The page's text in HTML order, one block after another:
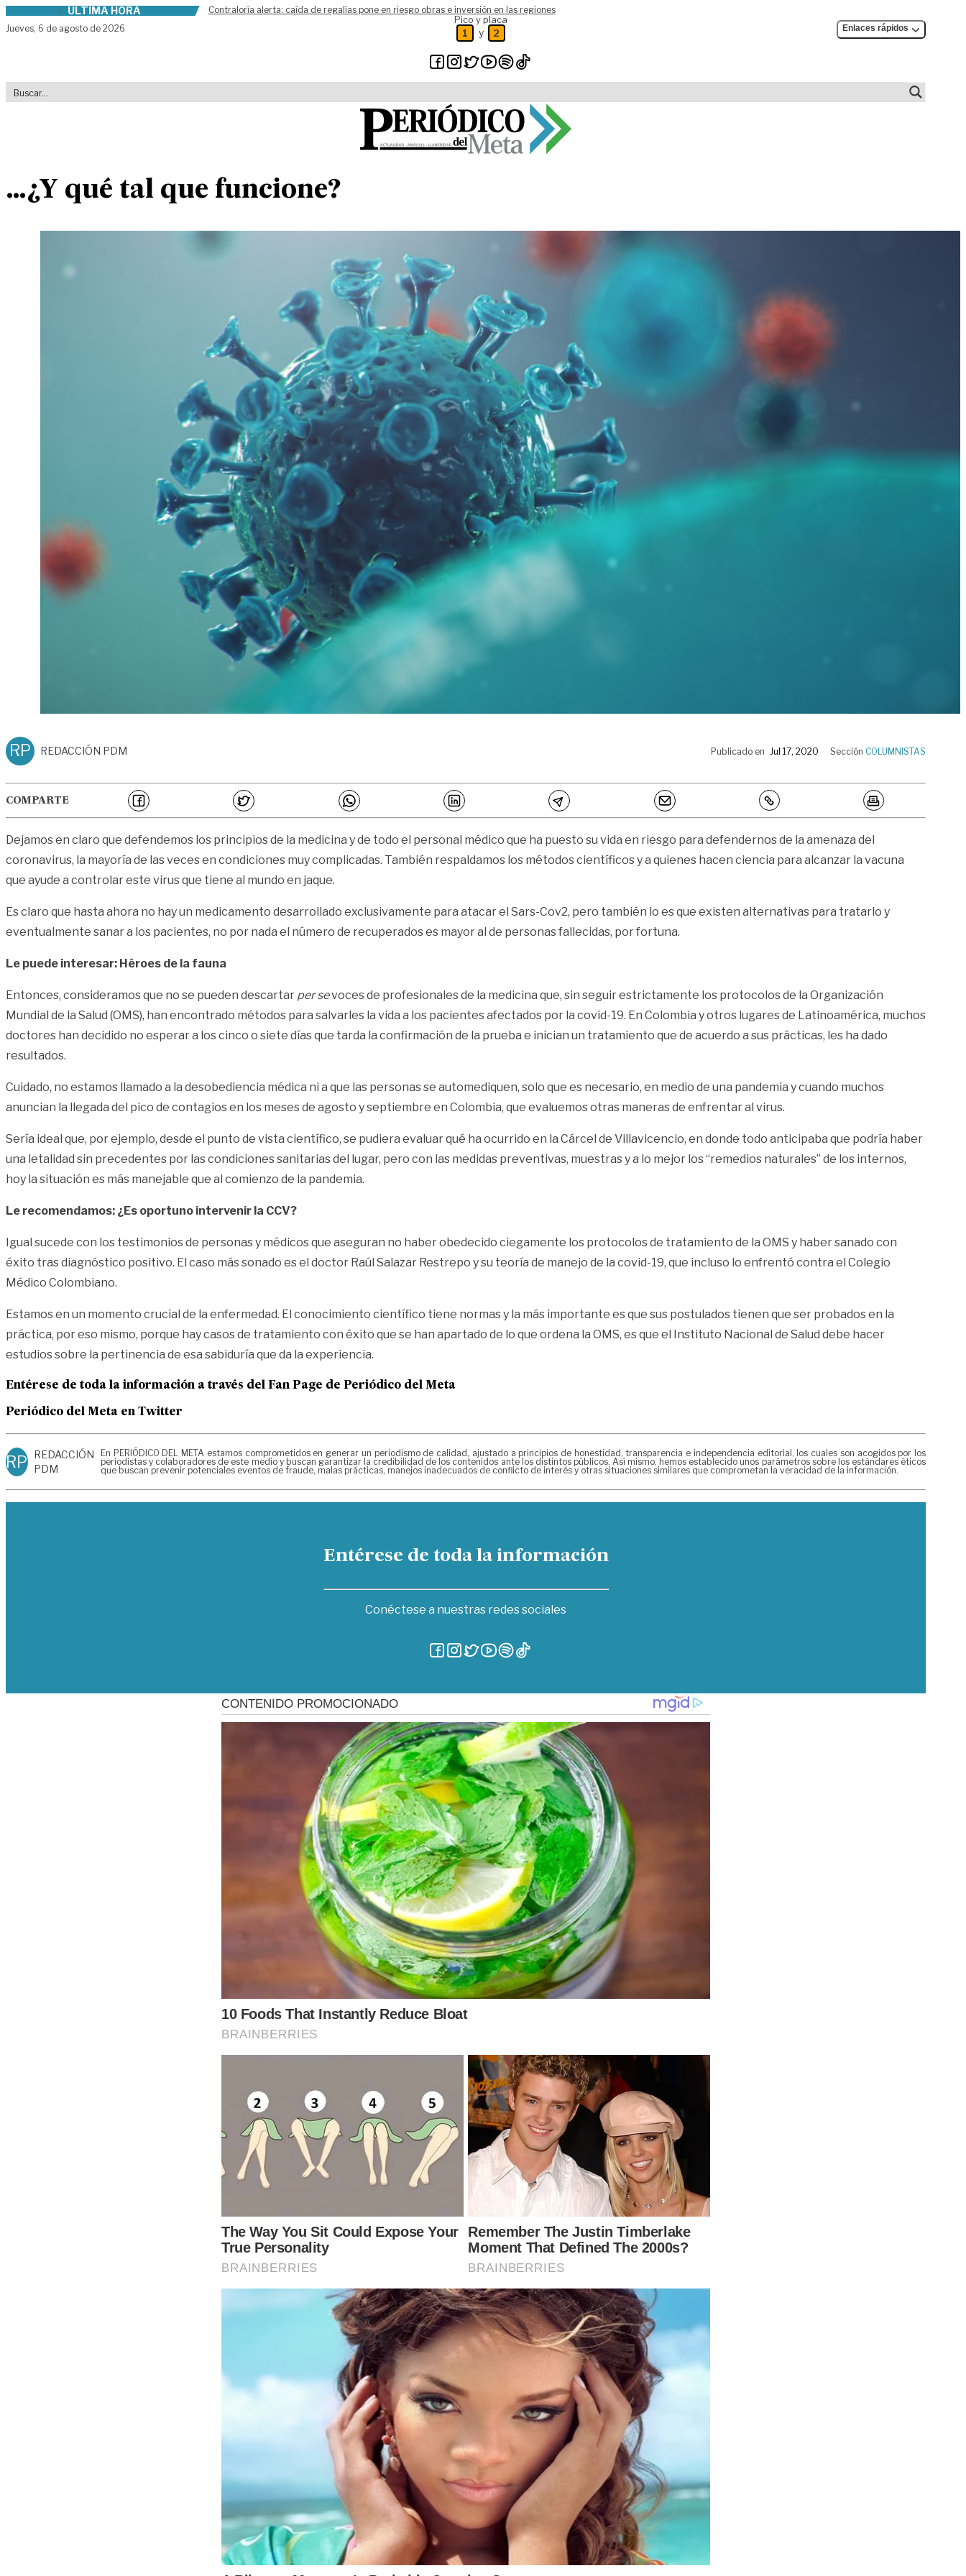
Skip to contentÚLTIMA HORA
Contraloría alerta: caída de regalías pone en riesgo obras e inversión en las regiones
Jueves, 6 de agosto de 2026
Pico y placa
1 y 2 Enlaces rápidos
…¿Y qué tal que funcione?
RP REDACCIÓN PDM Publicado en Jul 17, 2020 Sección COLUMNISTAS
COMPARTE
Dejamos en claro que defendemos los principios de la medicina y de todo el personal médico que ha puesto su vida en riesgo para defendernos de la amenaza del
coronavirus, la mayoría de las veces en condiciones muy complicadas. También respaldamos los métodos científicos y a quienes hacen ciencia para alcanzar la vacuna
que ayude a controlar este virus que tiene al mundo en jaque.
Es claro que hasta ahora no hay un medicamento desarrollado exclusivamente para atacar el Sars-Cov2, pero también lo es que existen alternativas para tratarlo y
eventualmente sanar a los pacientes, no por nada el número de recuperados es mayor al de personas fallecidas, por fortuna.
Le puede interesar: Héroes de la fauna
Entonces, consideramos que no se pueden descartar per sevoces de profesionales de la medicina que, sin seguir estrictamente los protocolos de la Organización
Mundial de la Salud (OMS), han encontrado métodos para salvarles la vida a los pacientes afectados por la covid-19. En Colombia y otros lugares de Latinoamérica, muchos
doctores han decidido no esperar a los cinco o siete días que tarda la confirmación de la prueba e inician un tratamiento que de acuerdo a sus prácticas, les ha dado
resultados.
Cuidado, no estamos llamado a la desobediencia médica ni a que las personas se automediquen, solo que es necesario, en medio de una pandemia y cuando muchos
anuncian la llegada del pico de contagios en los meses de agosto y septiembre en Colombia, que evaluemos otras maneras de enfrentar al virus.
Sería ideal que, por ejemplo, desde el punto de vista científico, se pudiera evaluar qué ha ocurrido en la Cárcel de Villavicencio, en donde todo anticipaba que podría haber
una letalidad sin precedentes por las condiciones sanitarias del lugar, pero con las medidas preventivas, muestras y a lo mejor los “remedios naturales” de los internos,
hoy la situación es más manejable que al comienzo de la pandemia.
Le recomendamos: ¿Es oportuno intervenir la CCV?
Igual sucede con los testimonios de personas y médicos que aseguran no haber obedecido ciegamente los protocolos de tratamiento de la OMS y haber sanado con
éxito tras diagnóstico positivo. El caso más sonado es el doctor Raúl Salazar Restrepo y su teoría de manejo de la covid-19, que incluso lo enfrentó contra el Colegio
Médico Colombiano.
Estamos en un momento crucial de la enfermedad. El conocimiento científico tiene normas y la más importante es que sus postulados tienen que ser probados en la
práctica, por eso mismo, porque hay casos de tratamiento con éxito que se han apartado de lo que ordena la OMS, es que el Instituto Nacional de Salud debe hacer
estudios sobre la pertinencia de esa sabiduría que da la experiencia.
Entérese de toda la información a través del Fan Page de Periódico del Meta
Periódico del Meta en Twitter
RP REDACCIÓN
PDM
En PERIÓDICO DEL META estamos comprometidos en generar un periodismo de calidad, ajustado a principios de honestidad, transparencia e independencia editorial, los cuales son acogidos por los
periodistas y colaboradores de este medio y buscan garantizar la credibilidad de los contenidos ante los distintos públicos. Así mismo, hemos establecido unos parámetros sobre los estándares éticos
que buscan prevenir potenciales eventos de fraude, malas prácticas, manejos inadecuados de conflicto de interés y otras situaciones similares que comprometan la veracidad de la información.
Entérese de toda la información
Conéctese a nuestras redes sociales